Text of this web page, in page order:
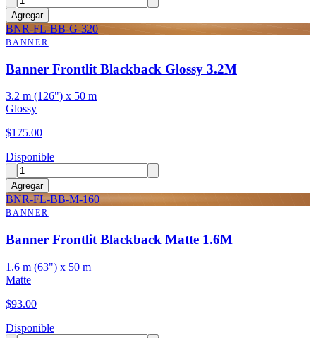
Agregar
BNR-FL-BB-G-320
BANNER
Banner Frontlit Blackback Glossy 3.2M
3.2 m (126") x 50 m
Glossy
$175.00
Disponible
Agregar
BNR-FL-BB-M-160
BANNER
Banner Frontlit Blackback Matte 1.6M
1.6 m (63") x 50 m
Matte
$93.00
Disponible